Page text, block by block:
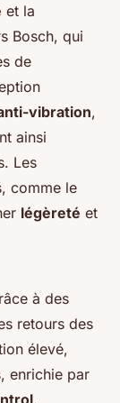
et la
Bosch, qui
de
vibration,
ainsi
Les
comme le
légèreté et
à des
retours des
élevé,
enrichie par
,